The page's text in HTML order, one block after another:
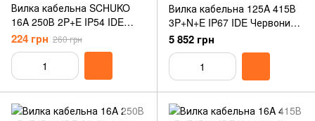
Вилка кабельна SCHUKO
16A 250В 2P+E IP54 IDE
Чорний (115)
224 грн 260 грн
Вилка кабельна 125A 415В
3P+N+E IP67 IDE Червоний
03656
5 852 грн